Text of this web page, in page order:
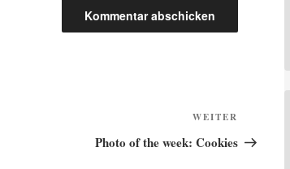
Beitrag
WEITER
Photo of the week: Cookies